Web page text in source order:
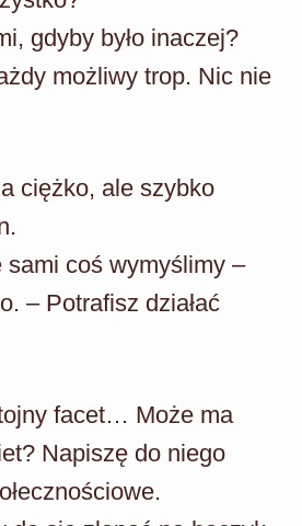
gdyby było inaczej?
możliwy trop. Nic nie
ciężko, ale szybko
sami coś wymyślimy –
– Potrafisz działać
facet… Może ma
Napiszę do niego